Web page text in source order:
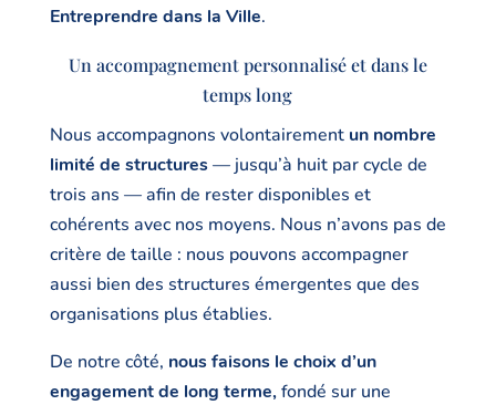
Entreprendre dans la Ville.
Un accompagnement personnalisé et dans le
temps long
Nous accompagnons volontairement un nombre
limité de structures— jusqu’à huit par cycle de
trois ans — afin de rester disponibles et
cohérents avec nos moyens. Nous n’avons pas de
critère de taille : nous pouvons accompagner
aussi bien des structures émergentes que des
organisations plus établies.
De notre côté, nous faisons le choix d’un
engagement de long terme,fondé sur une